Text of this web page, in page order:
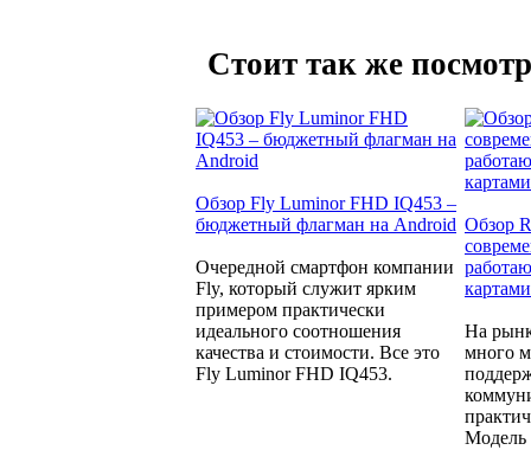
Стоит так же
Обзор Fly Luminor FHD IQ453 –
бюджетный флагман на Android
Очередной смартфон компании
Fly, который служит ярким
примером практически
идеального соотношения
качества и стоимости. Все это
Fly Luminor FHD IQ453.
Обзор
картами
На
много
Модель